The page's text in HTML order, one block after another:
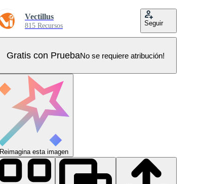
Vectillus
815 Recursos Seguir
Gratis con PruebaNo se requiere atribución!
Reimagina esta imagen